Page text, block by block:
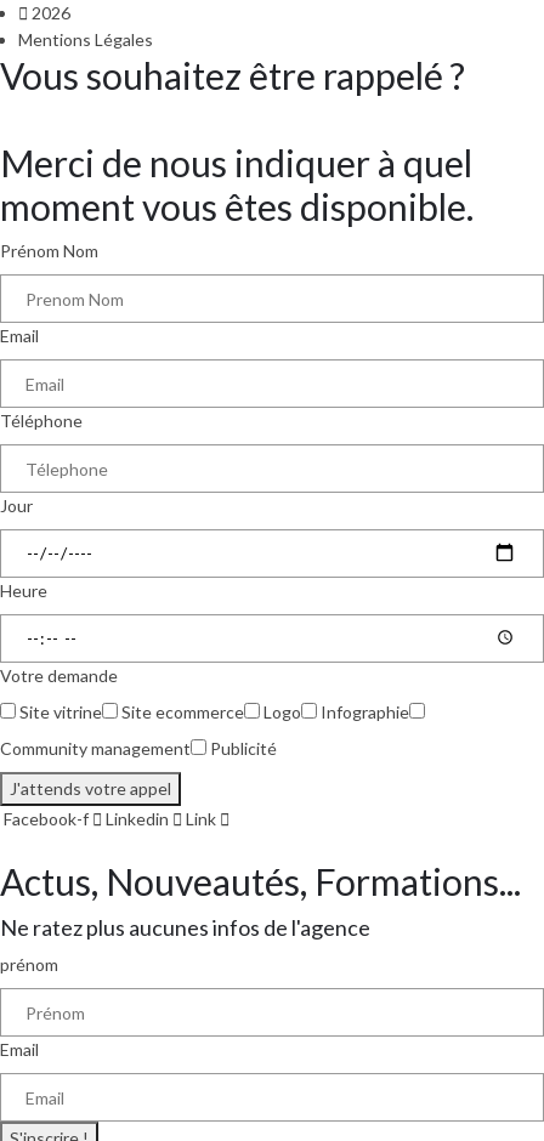
2026
Mentions Légales
Vous souhaitez être rappelé ?
Merci de nous indiquer à quel
moment vous êtes disponible.
Prénom Nom
Email
Téléphone
Jour
Heure
Votre demande
Site vitrine
Site ecommerce Logo
Infographie
Community management
Publicité
J'attends votre appel
Facebook-f
Linkedin Link
Actus, Nouveautés, Formations...
Ne ratez plus aucunes infos de l'agence
prénom
Email